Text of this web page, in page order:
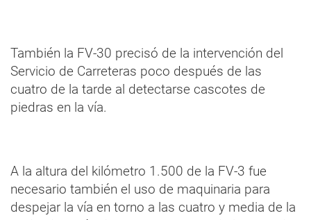
También la FV-30 precisó de la intervención del
Servicio de Carreteras poco después de las
cuatro de la tarde al detectarse cascotes de
piedras en la vía.
A la altura del kilómetro 1.500 de la FV-3 fue
necesario también el uso de maquinaria para
despejar la vía en torno a las cuatro y media de la